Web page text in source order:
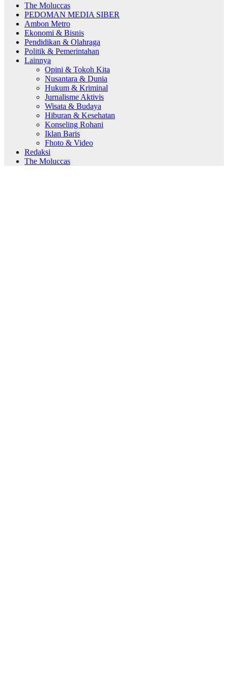
The Moluccas
PEDOMAN MEDIA SIBER
Ambon Metro
Ekonomi & Bisnis
Pendidikan & Olahraga
Politik & Pemerintahan
Lainnya
Opini & Tokoh Kita
Nusantara & Dunia
Hukum & Kriminal
Jurnalisme Aktivis
Wisata & Budaya
Hiburan & Kesehatan
Konseling Rohani
Iklan Baris
Fhoto & Video
Redaksi
The Moluccas